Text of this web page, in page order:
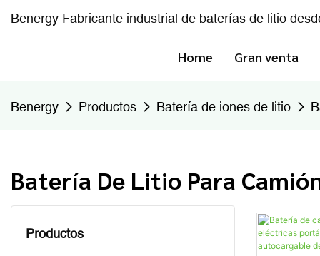
Benergy Fabricante industrial de baterías de litio
Home Gran venta
Benergy Productos Batería de iones de litio
Batería De Litio Para
Productos